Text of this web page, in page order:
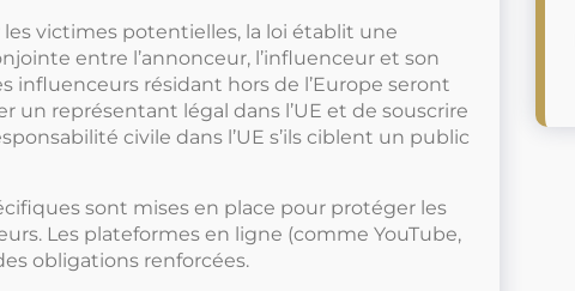
victimes potentielles, la loi établit une
entre l’annonceur, l’influenceur et son
influenceurs résidant hors de l’Europe seront
un représentant légal dans l’UE et de souscrire
civile dans l’UE s’ils ciblent un public
sont mises en place pour protéger les
Les plateformes en ligne (comme YouTube,
obligations renforcées.